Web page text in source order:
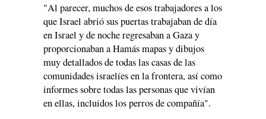
"Al parecer, muchos de esos trabajadores a los
que Israel abrió sus puertas trabajaban de día
en Israel y de noche regresaban a Gaza y
proporcionaban a Hamás mapas y dibujos
muy detallados de todas las casas de las
comunidades israelíes en la frontera, así como
informes sobre todas las personas que vivían
en ellas, incluidos los perros de compañía".